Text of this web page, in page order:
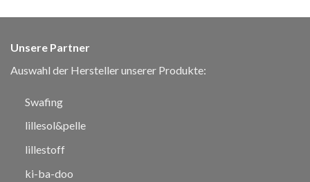
Unsere Partner
Auswahl der Hersteller unserer Produkte:
Swafing
lillesol&pelle
lillestoff
ki-ba-doo